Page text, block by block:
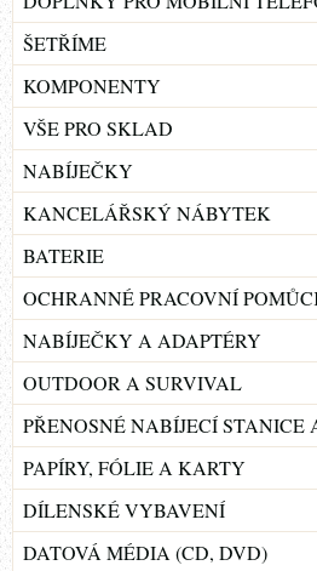
ŠETŘÍME
KOMPONENTY
VŠE PRO SKLAD
NABÍJEČKY
KANCELÁŘSKÝ NÁBYTEK
BATERIE
OCHRANNÉ PRACOVNÍ
NABÍJEČKY A ADAPTÉRY
OUTDOOR A SURVIVAL
PŘENOSNÉ NABÍJECÍ STANICE
PAPÍRY, FÓLIE A KARTY
DÍLENSKÉ VYBAVENÍ
DATOVÁ MÉDIA (CD, DVD)